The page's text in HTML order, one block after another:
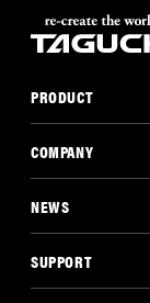
PRODUCT
COMPANY
NEWS
SUPPORT